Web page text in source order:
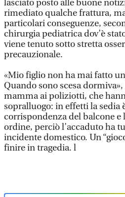
lasciato posto alle buone
rimediato qualche frattura,
particolari conseguenze,
chirurgia pediatrica dov’è
viene tenuto sotto stretta
precauzionale.
«Mio figlio non ha mai fatto
Quando sono scesa
mamma ai poliziotti, che
sopralluogo: in effetti la sedia
corrispondenza del balcone e
ordine, perciò l’accaduto ha
incidente domestico. Un
finire in tragedia. l